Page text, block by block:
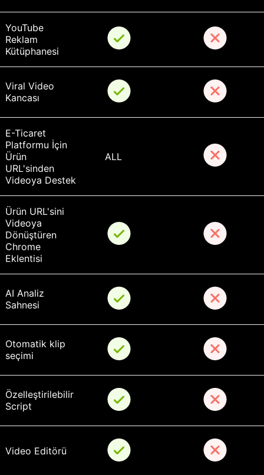
YouTube
Reklam
Kütüphanesi
Viral Video
Kancası
E-Ticaret
Platformu İçin
Ürün
URL'sinden
Videoya Destek
ALL
Ürün URL'sini
Videoya
Dönüştüren
Chrome
Eklentisi
AI Analiz
Sahnesi
Otomatik klip
seçimi
Özelleştirilebilir
Script
Video Editörü